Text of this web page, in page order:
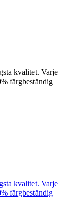
kvalitet. Varje
färgbeständig
kvalitet. Varje
färgbeständig